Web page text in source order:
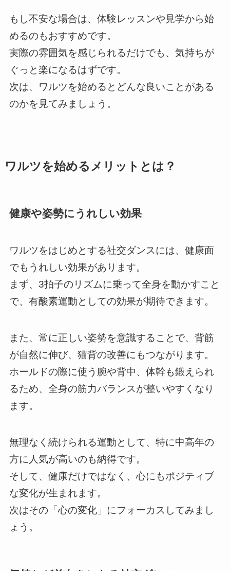
もし不安な場合は、体験レッスンや見学から始
めるのもおすすめです。
実際の雰囲気を感じられるだけでも、気持ちが
ぐっと楽になるはずです。
次は、ワルツを始めるとどんな良いことがある
のかを見てみましょう。
ワルツを始めるメリットとは？
健康や姿勢にうれしい効果
ワルツをはじめとする社交ダンスには、健康面
でもうれしい効果があります。
まず、3拍子のリズムに乗って全身を動かすこと
で、有酸素運動としての効果が期待できます。
また、常に正しい姿勢を意識することで、背筋
が自然に伸び、猫背の改善にもつながります。
ホールドの際に使う腕や背中、体幹も鍛えられ
るため、全身の筋力バランスが整いやすくなり
ます。
無理なく続けられる運動として、特に中高年の
方に人気が高いのも納得です。
そして、健康だけではなく、心にもポジティブ
な変化が生まれます。
次はその「心の変化」にフォーカスしてみまし
ょう。